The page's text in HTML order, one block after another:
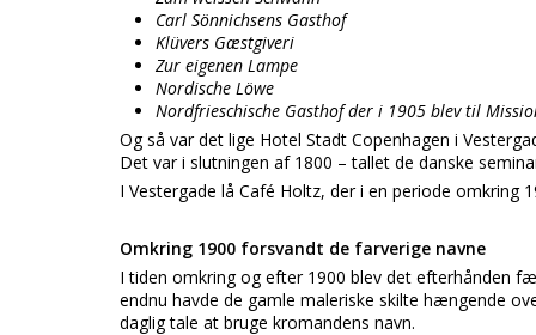
Carl Sönnichsens Gasthof
Klüvers Gæstgiveri
Zur eigenen Lampe
Nordische Löwe
Nordfrieschische Gasthof der i 1905 blev til
Og så var det lige Hotel Stadt Copenhagen i
Det var i slutningen af 1800 – tallet de danske
I Vestergade lå Café Holtz, der i en periode omkring
Omkring 1900 forsvandt de farverige navne
I tiden omkring og efter 1900 blev det efterhånden
endnu havde de gamle maleriske skilte hængende
daglig tale at bruge kromandens navn.